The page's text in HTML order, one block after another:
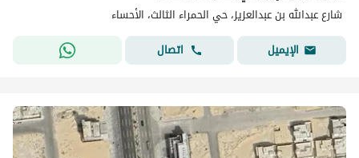
شارع عبدالله بن عبدالعزيز، حي الحمراء الثالث، الأحساء
الإيميل
اتصال